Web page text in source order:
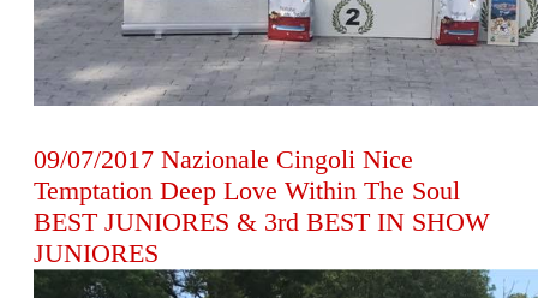
09/07/2017 Nazionale Cingoli Nice
Temptation Deep Love Within The Soul
BEST JUNIORES & 3rd BEST IN SHOW
JUNIORES